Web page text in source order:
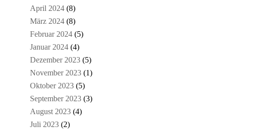
April 2024(8)
März 2024(8)
Februar 2024(5)
Januar 2024(4)
Dezember 2023(5)
November 2023(1)
Oktober 2023(5)
September 2023(3)
August 2023(4)
Juli 2023(2)